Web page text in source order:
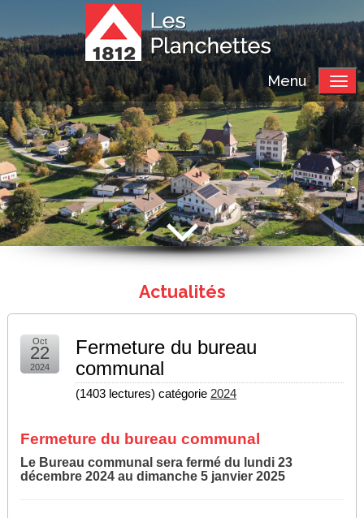
Menu
Actualités
Fermeture du bureau
communal
(1403 lectures) catégorie 2024
Oct
22
2024
Fermeture du bureau communal
Le Bureau communal sera fermé du lundi 23
décembre 2024 au dimanche 5 janvier 2025